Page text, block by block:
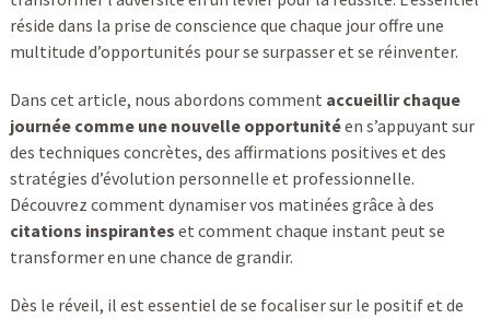
réside dans la prise de conscience que chaque jour offre une
multitude d’opportunités pour se surpasser et se réinventer.
Dans cet article, nous abordons comment accueillir chaque
journée comme une nouvelle opportunitéen s’appuyant sur
des techniques concrètes, des affirmations positives et des
stratégies d’évolution personnelle et professionnelle.
Découvrez comment dynamiser vos matinées grâce à des
citations inspirantes et comment chaque instant peut se
transformer en une chance de grandir.
Dès le réveil, il est essentiel de se focaliser sur le positif et de